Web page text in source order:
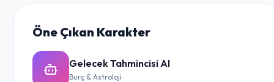
Öne Çıkan Karakter
Gelecek Tahmincisi AI
Burç & Astroloji